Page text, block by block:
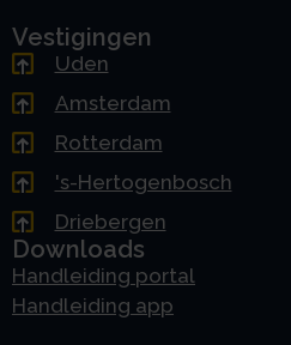
Vestigingen
Uden
Amsterdam
Rotterdam
's-Hertogenbosch
Driebergen
Downloads
Handleiding portal
Handleiding app